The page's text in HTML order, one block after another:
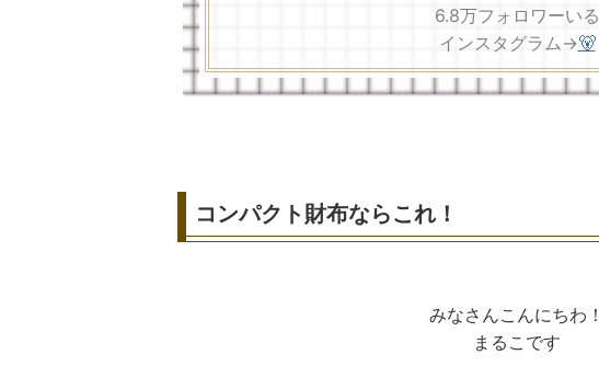
6.8万フォロワーいる
インスタグラム→🐻
コンパクト財布ならこれ！
みなさんこんにちわ！
まるこです